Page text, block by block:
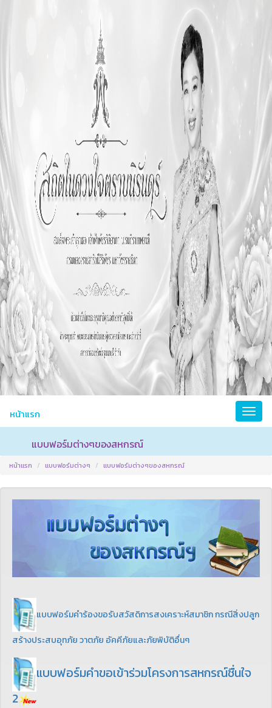
หน้าแรก
แบบฟอร์มต่างๆของสหกรณ์
หน้าแรก แบบฟอร์มต่างๆ แบบฟอร์มต่างๆของสหกรณ์
แบบฟอร์มคำร้องขอรับสวัสดิการสงเคราะห์สมาชิก กรณีสิ่งปลูก
สร้างประสบอุทภัย วาตภัย อัคคีภัยและภัยพิบัติอื่นๆ
แบบฟอร์มคำขอเข้าร่วมโครงการสหกรณ์ชื่นใจ
2